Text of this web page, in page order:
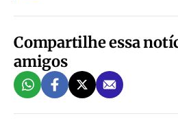
Compartilhe essa
amigos